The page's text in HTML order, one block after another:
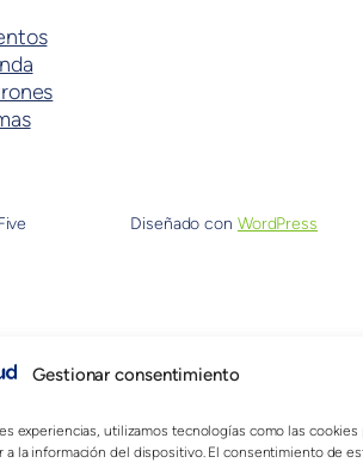
Gestionar consentimiento
experiencias, utilizamos tecnologías como las cookies
a la información del dispositivo. El consentimiento de
Diseñado con WordPress